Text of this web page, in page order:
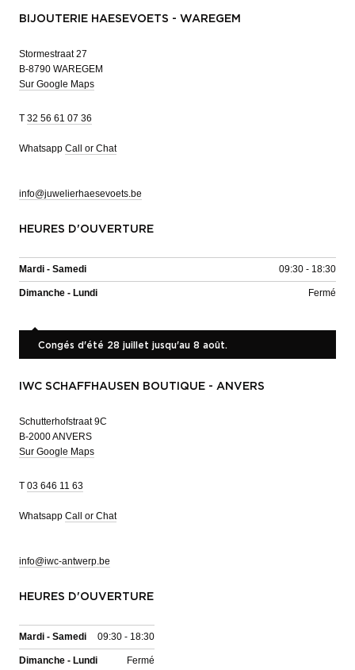
BIJOUTERIE HAESEVOETS - WAREGEM
Stormestraat 27
B-8790 WAREGEM
Sur Google Maps
T 32 56 61 07 36
Whatsapp Call or Chat
info@juwelierhaesevoets.be
HEURES D'OUVERTURE
Mardi - Samedi 09:30 - 18:30
Dimanche - Lundi Fermé
Congés d'été 28 juillet jusqu'au 8 août.
IWC SCHAFFHAUSEN BOUTIQUE - ANVERS
Schutterhofstraat 9C
B-2000 ANVERS
Sur Google Maps
T 03 646 11 63
Whatsapp Call or Chat
info@iwc-antwerp.be
HEURES D'OUVERTURE
Mardi - Samedi 09:30 - 18:30
Dimanche - Lundi Fermé